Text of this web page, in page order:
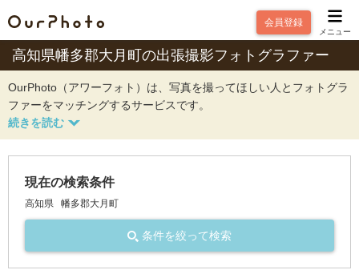
会員登録
メニュー
高知県幡多郡大月町の出張撮影フォトグラファー
OurPhoto（アワーフォト）は、写真を撮ってほしい人とフォトグラ
ファーをマッチングするサービスです。
現在の検索条件
高知県 幡多郡大月町
条件を絞って検索